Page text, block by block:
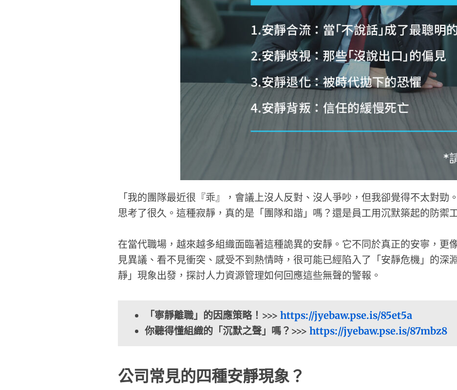
「我的團隊最近很『乖』，會議上沒人反對、沒人爭吵，但我卻覺得不太對
思考了很久。這種寂靜，真的是「團隊和諧」嗎？還是員工用沉默築起的防禦
在當代職場，越來越多組織面臨著這種詭異的安靜。它不同於真正的安寧，更
見異議、看不見衝突、感受不到熱情時，很可能已經陷入了「安靜危機」的深
靜」現象出發，探討人力資源管理如何回應這些無聲的警報。
「寧靜離職」的因應策略！>>>https://jyebaw.pse.is/85et5a
你聽得懂組織的「沉默之聲」嗎？>>>https://jyebaw.pse.is/87mbz8
公司常見的四種安靜現象？